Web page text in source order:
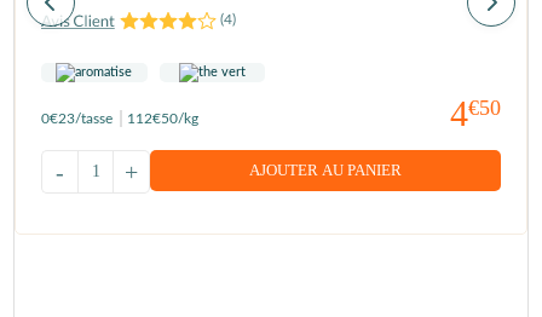
(4)
4€50
0€23/tasse 112€50/kg
+
- AJOUTER AU PANIER